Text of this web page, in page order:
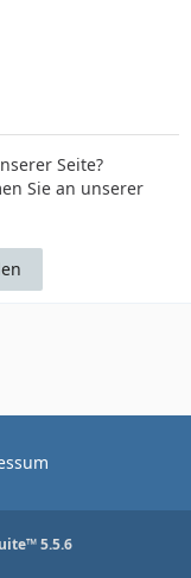
Seite?
Sie an unserer
5.5.6